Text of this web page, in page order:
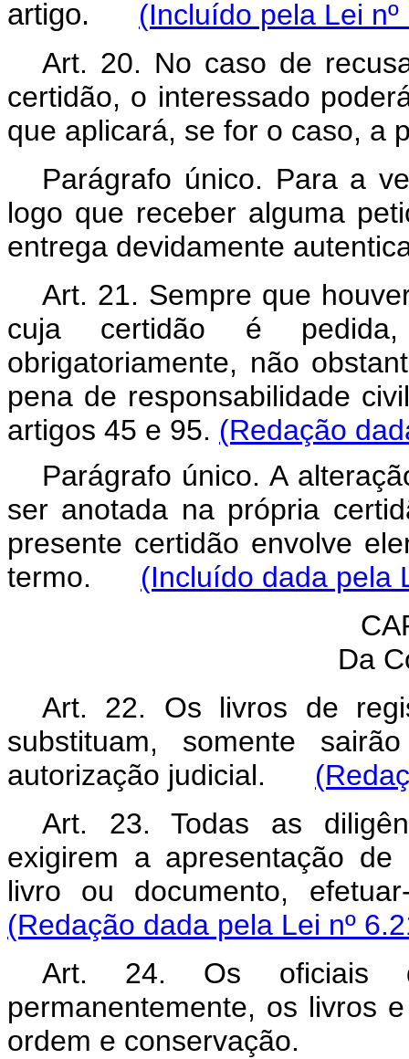
artigo. (Incluído pela Lei
Art. 20. No caso de
certidão, o interessado
que aplicará, se for o caso, a
Parágrafo único. Para a
logo que receber alguma
entrega devidamente
Art. 21. Sempre que
cuja certidão é
obrigatoriamente, não
pena de responsabilidade
artigos 45 e 95. (Redação
Parágrafo único. A
ser anotada na própria
presente certidão envolve
termo. (Incluído dada pela
Da
Art. 22. Os livros de
substituam, somente
autorização judicial.
Art. 23. Todas as
exigirem a apresentação
livro ou documento,
(Redação dada pela Lei nº
Art. 24. Os oficiais
permanentemente, os livros
ordem e conservação.